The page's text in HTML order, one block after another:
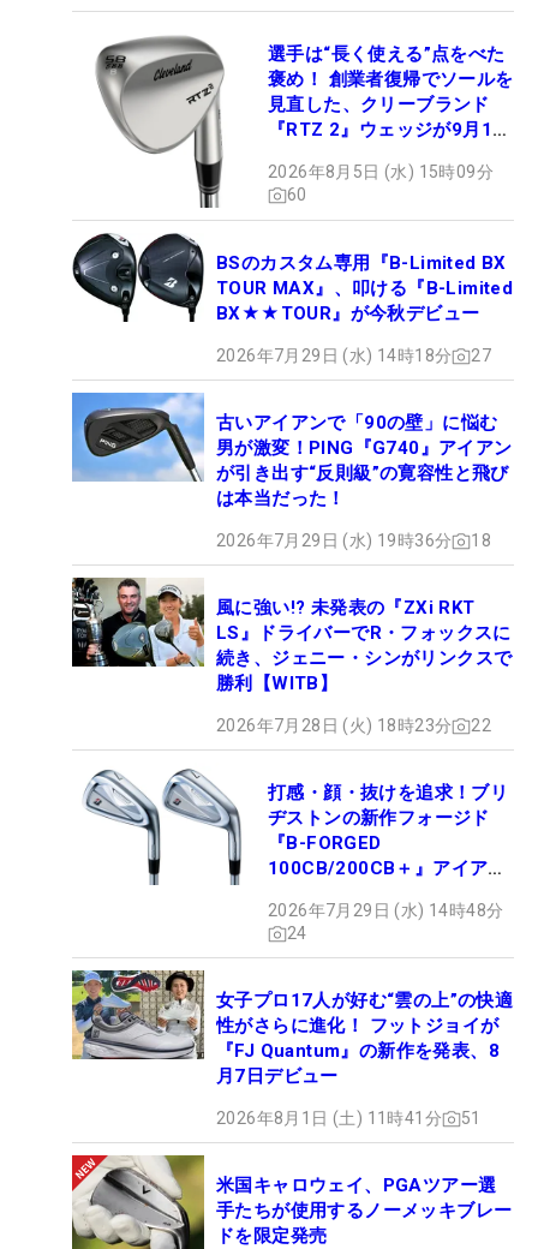
選手は“長く使える”点をべた
褒め！ 創業者復帰でソールを
見直した、クリーブランド
『RTZ 2』ウェッジが9月12
2026年8月5日 (水) 15時09分
60
BSのカスタム専用『B-Limited BX
TOUR MAX』、叩ける『B-Limited
BX★★TOUR』が今秋デビュー
2026年7月29日 (水) 14時18分 27
古いアイアンで「90の壁」に悩む
男が激変！PING『G740』アイアン
が引き出す“反則級”の寛容性と飛び
は本当だった！
2026年7月29日 (水) 19時36分 18
風に強い!? 未発表の『ZXi RKT
LS』ドライバーでR・フォックスに
続き、ジェニー・シンがリンクスで
勝利【WITB】
2026年7月28日 (火) 18時23分 22
打感・顔・抜けを追求！ブリ
ヂストンの新作フォージド
『B-FORGED
100CB/200CB＋』アイアン
2026年7月29日 (水) 14時48分
24
女子プロ17人が好む“雲の上”の快適
性がさらに進化！ フットジョイが
『FJ Quantum』の新作を発表、8
月7日デビュー
2026年8月1日 (土) 11時41分 51
米国キャロウェイ、PGAツアー選
手たちが使用するノーメッキブレー
ドを限定発売